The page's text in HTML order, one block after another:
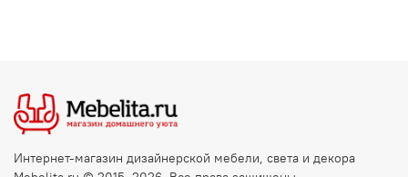
Интернет-магазин дизайнерской мебели, света и декора